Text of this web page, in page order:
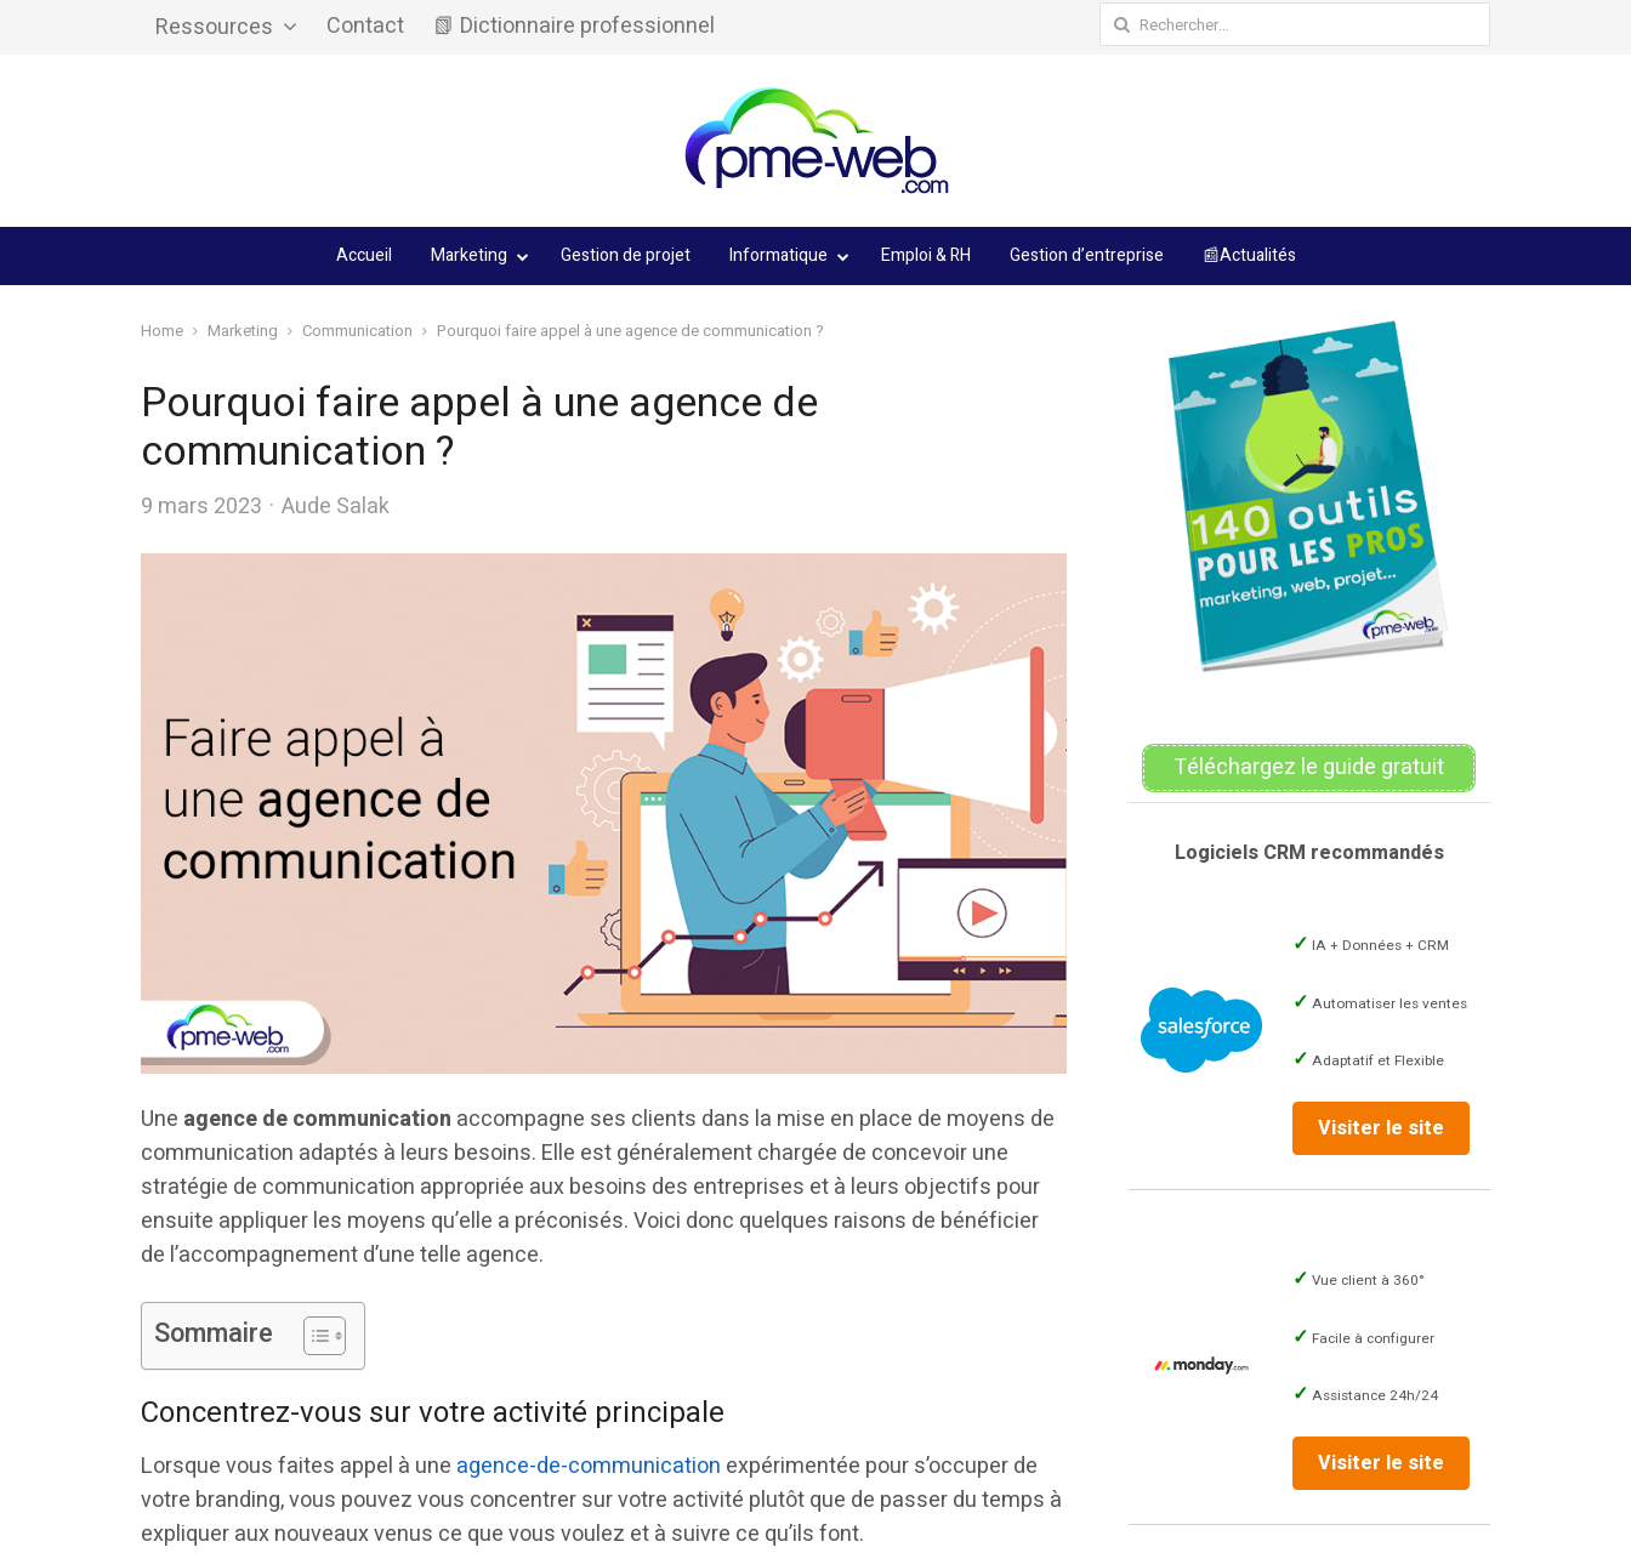
Ressources Contact 📗 Dictionnaire professionnel Rechercher :
Accueil Marketing Gestion de projet Informatique Emploi & RH Gestion d’entreprise 📰Actualités
Home Marketing Communication Pourquoi faire appel à une agence de communication ?
Pourquoi faire appel à une agence de
communication ?
9 mars 2023 Author
Aude Salak
Une agence de communication accompagne ses clients dans la mise en place de moyens de
communication adaptés à leurs besoins. Elle est généralement chargée de concevoir une
stratégie de communication appropriée aux besoins des entreprises et à leurs objectifs pour
ensuite appliquer les moyens qu’elle a préconisés. Voici donc quelques raisons de bénéficier
de l’accompagnement d’une telle agence.
Sommaire
Concentrez-vous sur votre activité principale
Lorsque vous faites appel à une agence-de-communication expérimentée pour s’occuper de
votre branding, vous pouvez vous concentrer sur votre activité plutôt que de passer du temps à
expliquer aux nouveaux venus ce que vous voulez et à suivre ce qu’ils font.
Téléchargez le guide gratuit
Logiciels CRM recommandés
IA + Données + CRM
Automatiser les ventes
Adaptatif et Flexible
Visiter le site
Vue client à 360°
Facile à configurer
Assistance 24h/24
Visiter le site